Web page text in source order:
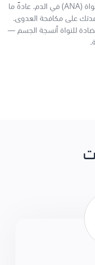
يكتشف فحص ANA الأجسام المضادة للنواة (ANA) في الدم. عادةً ما
على مكافحة العدوى.
للنواة أنسجة الجسم —